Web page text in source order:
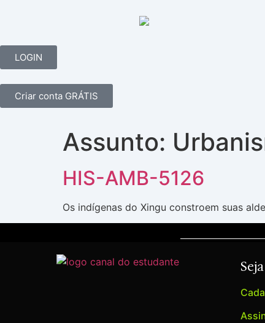
LOGIN
Criar conta GRÁTIS
Assunto:
HIS-AMB-5126
Os indígenas do Xingu constroem suas